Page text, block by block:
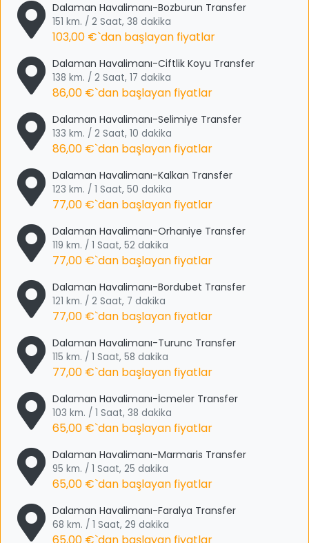
Dalaman Havalimanı-Bozburun Transfer
151 km. / 2 Saat, 38 dakika
103,00 €`dan başlayan fiyatlar
Dalaman Havalimanı-Ciftlik Koyu Transfer
138 km. / 2 Saat, 17 dakika
86,00 €`dan başlayan fiyatlar
Dalaman Havalimanı-Selimiye Transfer
133 km. / 2 Saat, 10 dakika
86,00 €`dan başlayan fiyatlar
Dalaman Havalimanı-Kalkan Transfer
123 km. / 1 Saat, 50 dakika
77,00 €`dan başlayan fiyatlar
Dalaman Havalimanı-Orhaniye Transfer
119 km. / 1 Saat, 52 dakika
77,00 €`dan başlayan fiyatlar
Dalaman Havalimanı-Bordubet Transfer
121 km. / 2 Saat, 7 dakika
77,00 €`dan başlayan fiyatlar
Dalaman Havalimanı-Turunc Transfer
115 km. / 1 Saat, 58 dakika
77,00 €`dan başlayan fiyatlar
Dalaman Havalimanı-İcmeler Transfer
103 km. / 1 Saat, 38 dakika
65,00 €`dan başlayan fiyatlar
Dalaman Havalimanı-Marmaris Transfer
95 km. / 1 Saat, 25 dakika
65,00 €`dan başlayan fiyatlar
Dalaman Havalimanı-Faralya Transfer
68 km. / 1 Saat, 29 dakika